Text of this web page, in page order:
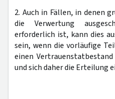
2. Auch in Fällen, in denen
die Verwertung
erforderlich ist, kann dies
sein, wenn die vorläufige
einen
und sich daher die Erteilung